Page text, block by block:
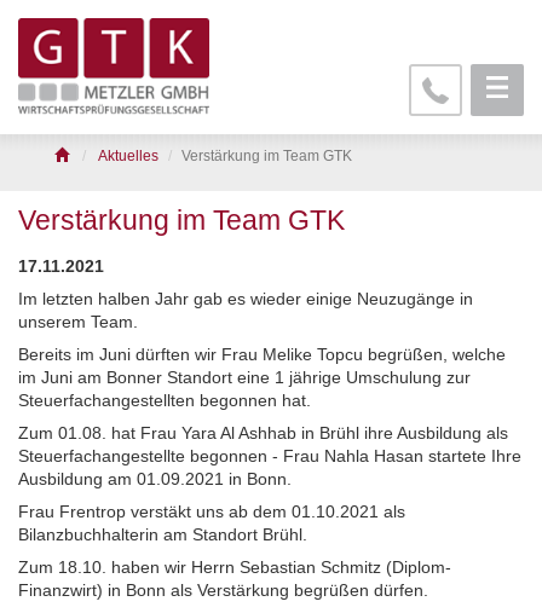
Aktuelles Verstärkung im Team GTK
Verstärkung im Team GTK
17.11.2021
Im letzten halben Jahr gab es wieder einige Neuzugänge in
unserem Team.
Bereits im Juni dürften wir Frau Melike Topcu begrüßen, welche
im Juni am Bonner Standort eine 1 jährige Umschulung zur
Steuerfachangestellten begonnen hat.
Zum 01.08. hat Frau Yara Al Ashhab in Brühl ihre Ausbildung als
Steuerfachangestellte begonnen - Frau Nahla Hasan startete Ihre
Ausbildung am 01.09.2021 in Bonn.
Frau Frentrop verstäkt uns ab dem 01.10.2021 als
Bilanzbuchhalterin am Standort Brühl.
Zum 18.10. haben wir Herrn Sebastian Schmitz (Diplom-
Finanzwirt) in Bonn als Verstärkung begrüßen dürfen.